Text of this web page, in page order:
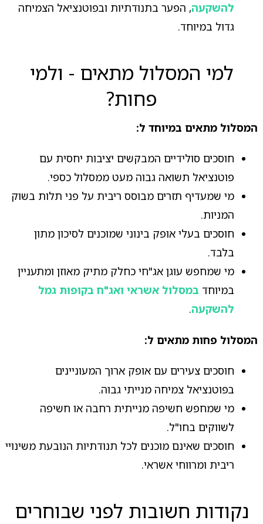
להשקעה, הפער בתנודתיות ובפוטנציאל הצמיחה
גדול במיוחד.
למי המסלול מתאים - ולמי
פחות?
המסלול מתאים במיוחד ל:
חוסכים סולידיים המבקשים יציבות יחסית עם
פוטנציאל תשואה גבוה מעט ממסלול כספי.
מי שמעדיף תזרים מבוסס ריבית על פני תלות בשוק
המניות.
חוסכים בעלי אופק בינוני שמוכנים לסיכון מתון
בלבד.
מי שמחפש עוגן אג"חי כחלק מתיק מאוזן ומתעניין
במיוחד במסלול אשראי ואג"ח בקופות גמל
להשקעה.
המסלול פחות מתאים ל:
חוסכים צעירים עם אופק ארוך המעוניינים
בפוטנציאל צמיחה מנייתי גבוה.
מי שמחפש חשיפה מנייתית רחבה או חשיפה
לשווקים בחו"ל.
חוסכים שאינם מוכנים לכל תנודתיות הנובעת משינויי
ריבית ומרווחי אשראי.
נקודות חשובות לפני שבוחרים